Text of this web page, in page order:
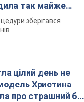
так майже
зберігався
цілий день не
Христина
про страшний бік